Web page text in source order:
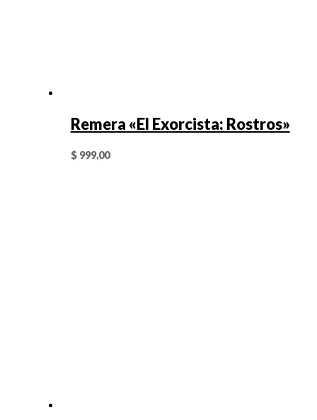
Remera «El Exorcista: Rostros»
$999,00